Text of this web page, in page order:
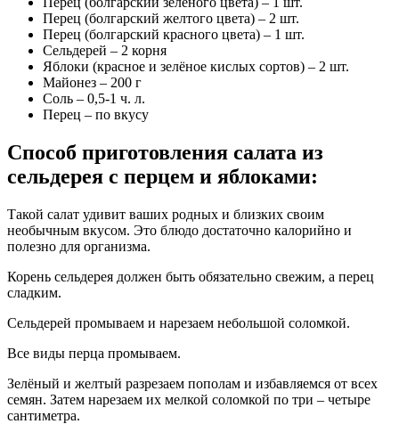
Перец (болгарский желтого цвета) – 2 шт.
Перец (болгарский красного цвета) – 1 шт.
Сельдерей – 2 корня
Яблоки (красное и зелёное кислых сортов) – 2 шт.
Майонез – 200 г
Соль – 0,5-1 ч. л.
Перец – по вкусу
Способ приготовления салата из
сельдерея с перцем и яблоками:
Такой салат удивит ваших родных и близких своим
необычным вкусом. Это блюдо достаточно калорийно и
полезно для организма.
Корень сельдерея должен быть обязательно свежим, а перец
сладким.
Сельдерей промываем и нарезаем небольшой соломкой.
Все виды перца промываем.
Зелёный и желтый разрезаем пополам и избавляемся от всех
семян. Затем нарезаем их мелкой соломкой по три – четыре
сантиметра.